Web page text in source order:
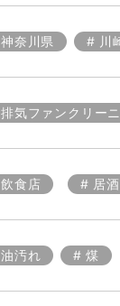
神奈川県 川
排気ファンクリー
飲食店 居
油汚れ 煤